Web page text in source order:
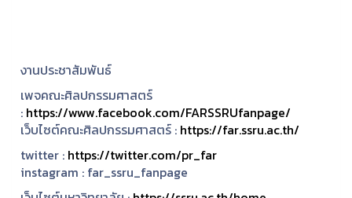
งานประชาสัมพันธ์
เพจคณะศิลปกรรมศาสตร์
: https://www.facebook.com/FARSSRUfanpage/
เว็บไซต์คณะศิลปกรรมศาสตร์ : https://far.ssru.ac.th/
twitter : https://twitter.com/pr_far
instagram : far_ssru_fanpage